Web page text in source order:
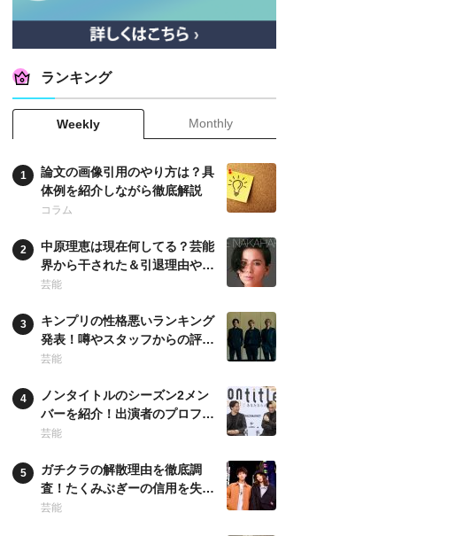
ランキング
Weekly Monthly
論文の画像引用のやり方は？具
体例を紹介しながら徹底解説
コラム
中原理恵は現在何してる？芸能
界から干された＆引退理由や当
時の噂も徹底調査！
芸能
キンプリの性格悪いランキング
発表！噂やスタッフからの評判
なども徹底調査！
芸能
ノンタイトルのシーズン2メン
バーを紹介！出演者のプロフィ
ールを徹底調査！
芸能
ガチクラの解散理由を徹底調
査！たくみぶぎーの信用を失う
行動とは何？
芸能